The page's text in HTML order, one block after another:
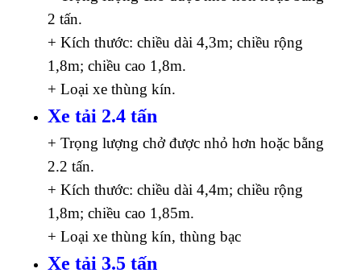
2 tấn.
+ Kích thước: chiều dài 4,3m; chiều rộng
1,8m; chiều cao 1,8m.
+ Loại xe thùng kín.
Xe tải 2.4 tấn
+ Trọng lượng chở được nhỏ hơn hoặc bằng
2.2 tấn.
+ Kích thước: chiều dài 4,4m; chiều rộng
1,8m; chiều cao 1,85m.
+ Loại xe thùng kín, thùng bạc
Xe tải 3.5 tấn